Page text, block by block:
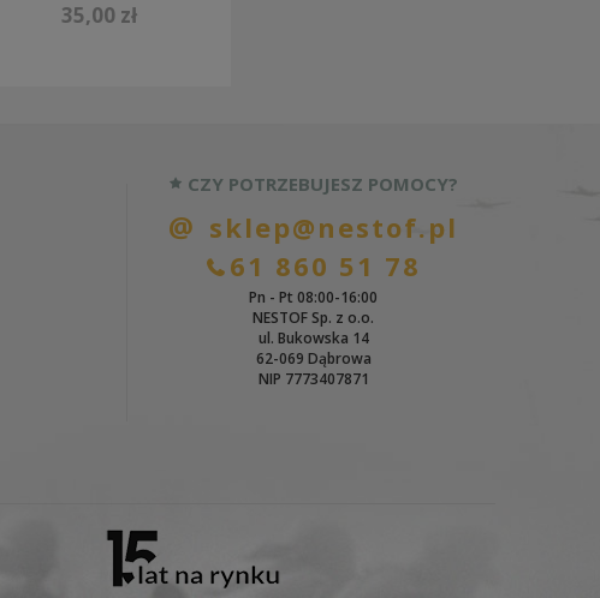
35,00 zł
CZY POTRZEBUJESZ POMOCY?
sklep@nestof.pl
61 860 51 78
Pn - Pt 08:00-16:00
NESTOF Sp. z o.o.
ul. Bukowska 14
62-069 Dąbrowa
NIP 7773407871